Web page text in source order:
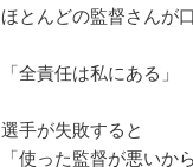
ほとんどの監督さんが
「全責任は私にある」
選手が失敗すると
「使った監督が悪いか